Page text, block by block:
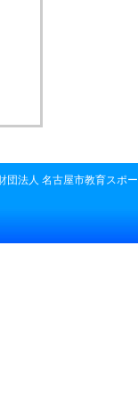
団法人 名古屋市教育スポ